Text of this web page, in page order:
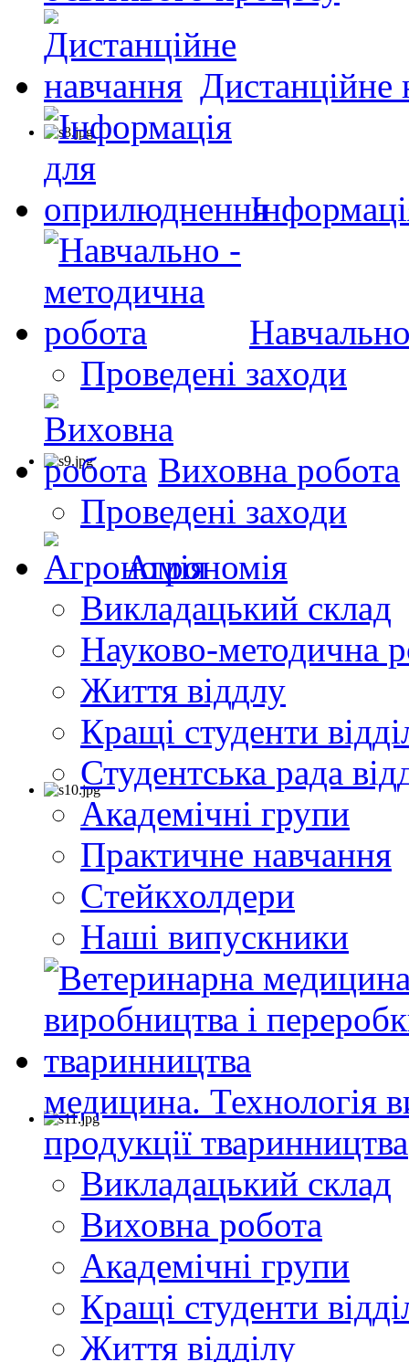
Дистанційне
Проведені заходи
Виховна робота
Проведені заходи
Агрономія
Викладацький склад
Науково-методична
Життя віддлу
Кращі студенти
Студентська рада
Академічні групи
Практичне навчання
Cтейкхолдери
Наші випускники
медицина. Технологія
продукції тваринництва
Викладацький склад
Виховна робота
Академічні групи
Кращі студенти
Життя відділу